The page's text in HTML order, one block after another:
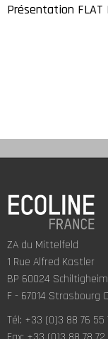
Présentation FLAT
ZA du Mittelfeld
1 Rue Alfred Kastler
BP 60024 Schiltigheim
F - 67014 Strasbourg
Tél: +33 (0)3 88 76 55